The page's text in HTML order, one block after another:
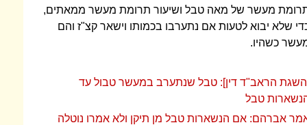
מעשר של מאה טבל ושיעור תרומת מעשר ממאתים,
שלא יבוא לטעות אם נתערבו בכמותו וישאר קצ"ז והם
כשהיו.
הראב"ד דין]: טבל שנתערב במעשר טבול עד
טבל
אברהם: אם הנשארות טבל מן תיקן ולא אמרו נוטלה